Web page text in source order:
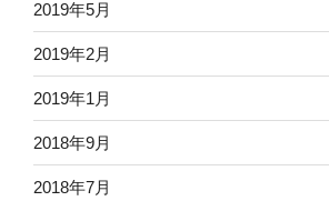
2019年5月
2019年2月
2019年1月
2018年9月
2018年7月